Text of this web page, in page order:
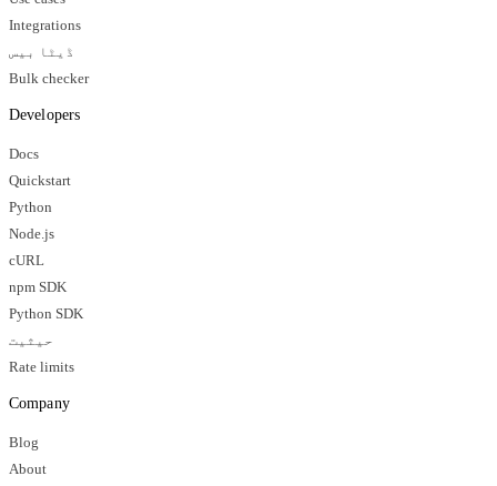
Integrations
ڈیٹا بیس
Bulk checker
Developers
Docs
Quickstart
Python
Node.js
cURL
npm SDK
Python SDK
حیثیت
Rate limits
Company
Blog
About